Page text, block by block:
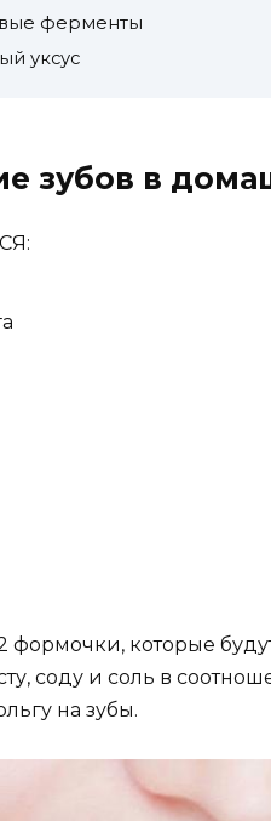
ферменты
уксус
зубов в
формочки, которые
соду и соль в
на зубы.